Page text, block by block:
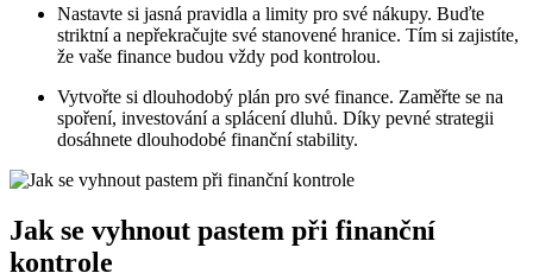
Nastavte si jasná pravidla a limity pro své nákupy. Buďte
striktní a nepřekračujte své stanovené hranice. Tím si zajistíte,
že vaše finance budou vždy pod kontrolou.
Vytvořte si dlouhodobý plán pro své finance. Zaměřte se na
spoření, investování a splácení dluhů. Díky pevné strategii
dosáhnete dlouhodobé finanční stability.
Jak se vyhnout pastem při finanční
kontrole